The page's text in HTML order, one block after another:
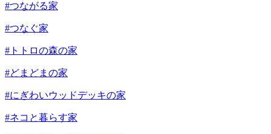
#つながる家
#つなぐ家
#トトロの森の家
#どまどまの家
#にぎわいウッドデッキの家
#ネコと暮らす家